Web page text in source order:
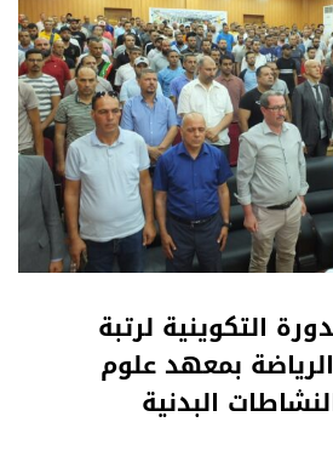
التكوينية لرتبة
بمعهد علوم
البدنية